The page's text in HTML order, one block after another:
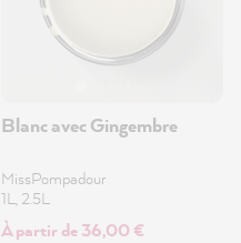
Blanc avec Gingembre
MissPompadour
1L, 2.5L
À partir de 36,00 €